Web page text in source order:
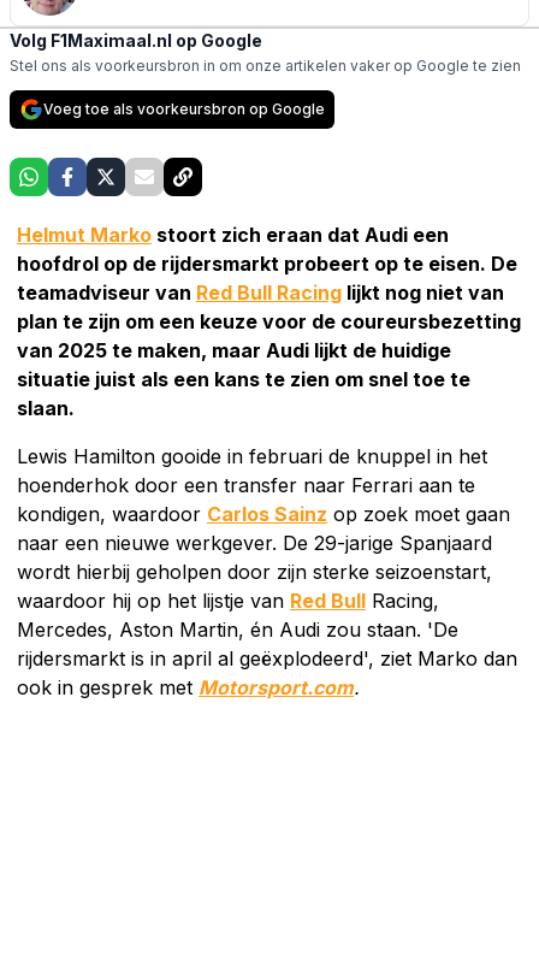
Volg F1Maximaal.nl op Google
Stel ons als voorkeursbron in om onze artikelen vaker op Google te zien
Voeg toe als voorkeursbron op Google
Helmut Marko stoort zich eraan dat Audi een
hoofdrol op de rijdersmarkt probeert op te eisen. De
teamadviseur van Red Bull Racing lijkt nog niet van
plan te zijn om een keuze voor de coureursbezetting
van 2025 te maken, maar Audi lijkt de huidige
situatie juist als een kans te zien om snel toe te
slaan.
Lewis Hamilton gooide in februari de knuppel in het
hoenderhok door een transfer naar Ferrari aan te
kondigen, waardoor Carlos Sainz op zoek moet gaan
naar een nieuwe werkgever. De 29-jarige Spanjaard
wordt hierbij geholpen door zijn sterke seizoenstart,
waardoor hij op het lijstje van Red Bull Racing,
Mercedes, Aston Martin, én Audi zou staan. 'De
rijdersmarkt is in april al geëxplodeerd', ziet Marko dan
ook in gesprek met Motorsport.com.